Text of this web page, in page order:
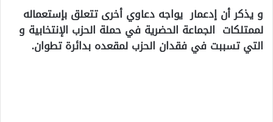
و يذكر أن إدعمار يواجه دعاوي أخرى تتعلق بإستعماله
لممتلكات الجماعة الحضرية في حملة الحزب الإنتخابية و
التي تسببت في فقدان الحزب لمقعده بدائرة تطوان.